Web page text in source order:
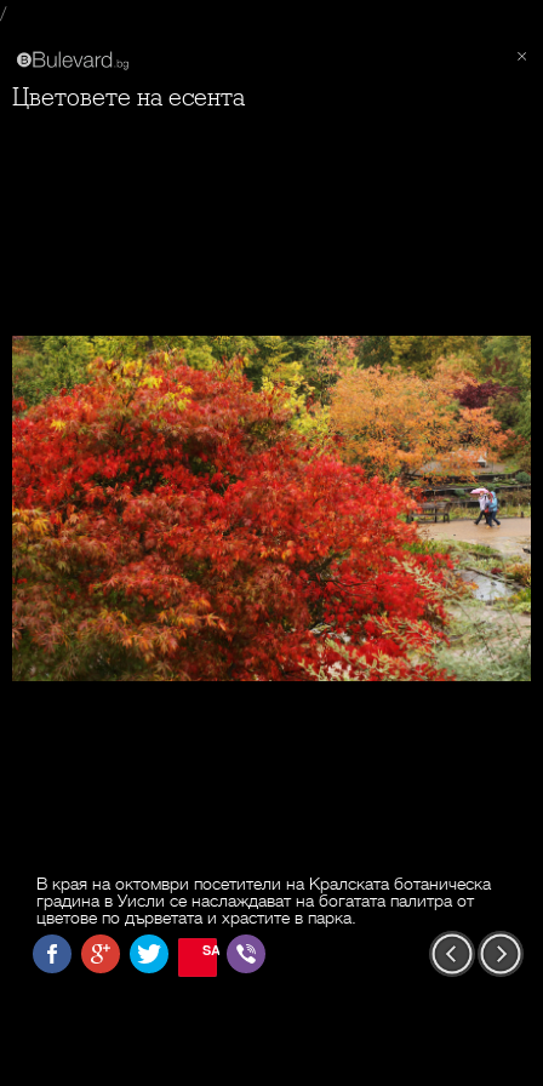
/
Цветовете на есента
В края на октомври посетители на Кралската ботаническа
градина в Уисли се наслаждават на богатата палитра от
цветове по дърветата и храстите в парка.
SAVE